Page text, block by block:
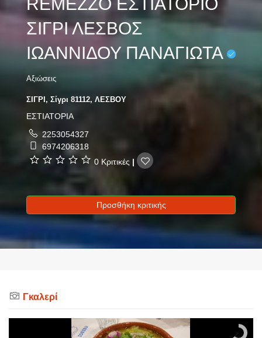
ΣΙΓΡΙ ΛΕΣΒΟΣ
ΙΩΑΝΝΙΔΟΥ ΠΑΝΑΓΙΩΤΑ
Αξιώσεις
ΣΙΓΡΙ, Σίγρι 81112, ΛΕΣΒΟΥ
ΕΣΤΙΑΤΟΡΙΑ
2253054327
6974206318
0 Κριτικές |
Προσθήκη κριτικής
Γκαλερί